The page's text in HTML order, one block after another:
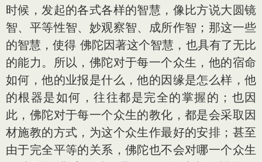
时候，发起的各式各样的智慧，像比方说大圆镜
智、平等性智、妙观察智、成所作智；那这一些
的智慧，使得 佛陀因著这个智慧，也具有了无比
的能力。所以，佛陀对于每一个众生，他的宿命
如何，他的业报是什么，他的因缘是怎么样，他
的根器是如何，往往都是完全的掌握的；也因
此，佛陀对于每一个众生的教化，都是会采取因
材施教的方式，为这个众生作最好的安排；甚至
由于完全平等的关系，佛陀也不会对哪一个众生